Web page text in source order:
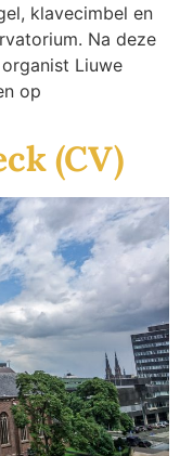
klavecimbel en
Na deze
Liuwe
op
(CV)